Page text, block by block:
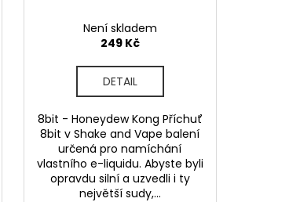
Není skladem
249 Kč
DETAIL
8bit - Honeydew Kong Příchuť
8bit v Shake and Vape balení
určená pro namíchání
vlastního e-liquidu. Abyste byli
opravdu silní a uzvedli i ty
největší sudy,...